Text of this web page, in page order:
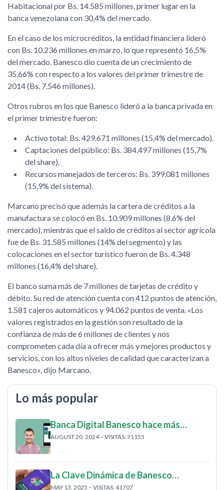
Habitacional por Bs. 14.585 millones, primer lugar en la
banca venezolana con 30,4% del mercado.
En el caso de los microcréditos, la entidad financiera lideró
con Bs. 10.236 millones en marzo, lo que representó 16,5%
del mercado. Banesco dio cuenta de un crecimiento de
35,66% con respecto a los valores del primer trimestre de
2014 (Bs. 7.546 millones).
Otros rubros en los que Banesco lideró a la banca privada en
el primer trimestre fueron:
Activo total: Bs. 429.671 millones (15,4% del mercado).
Captaciones del público: Bs. 384.497 millones (15,7%
del share).
Recursos manejados de terceros: Bs. 399.081 millones
(15,9% del sistema).
Marcano precisó que además la cartera de créditos a la
manufactura se colocó en Bs. 10.909 millones (8,6% del
mercado), mientras que el saldo de créditos al sector agrícola
fue de Bs. 31.585 millones (14% del segmento) y las
colocaciones en el sector turístico fueron de Bs. 4.348
millones (16,4% del share).
El banco suma más de 7 millones de tarjetas de crédito y
débito. Su red de atención cuenta con 412 puntos de atención,
1.581 cajeros automáticos y 94.062 puntos de venta. «Los
valores registrados en la gestión son resultado de la
confianza de más de 6 millones de clientes y nos
comprometen cada día a ofrecer más y mejores productos y
servicios, con los altos niveles de calidad que caracterizan a
Banesco», dijo Marcano.
Lo más popular
Banca Digital Banesco hace más…
AUGUST 20, 2024 – VISITAS: 71155
La Clave Dinámica de Banesco…
MAY 13, 2025 – VISITAS: 41707